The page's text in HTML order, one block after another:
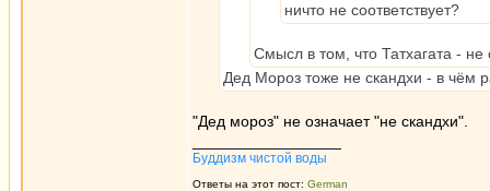
ничто не соответствует?
Смысл в том, что Татхагата - не
Дед Мороз тоже не скандхи - в чём
"Дед мороз" не означает "не скандхи".
Буддизм чистой воды
Ответы на этот пост: German